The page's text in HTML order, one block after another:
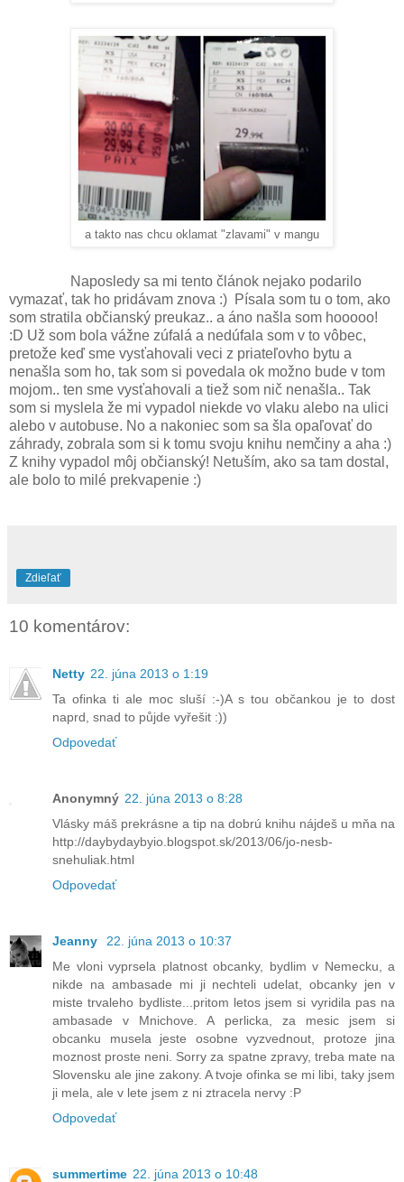
a takto nas chcu oklamat "zlavami" v mangu
Naposledy sa mi tento článok nejako podarilo
vymazať, tak ho pridávam znova :) Písala som tu o tom, ako
som stratila občianský preukaz.. a áno našla som hooooo!
:D Už som bola vážne zúfalá a nedúfala som v to vôbec,
pretože keď sme vysťahovali veci z priateľovho bytu a
nenašla som ho, tak som si povedala ok možno bude v tom
mojom.. ten sme vysťahovali a tiež som nič nenašla.. Tak
som si myslela že mi vypadol niekde vo vlaku alebo na ulici
alebo v autobuse. No a nakoniec som sa šla opaľovať do
záhrady, zobrala som si k tomu svoju knihu nemčiny a aha :)
Z knihy vypadol môj občianský! Netuším, ako sa tam dostal,
ale bolo to milé prekvapenie :)
Zdieľať
10 komentárov:
Netty 22. júna 2013 o 1:19
Ta ofinka ti ale moc sluší :-)A s tou občankou je to dost
naprd, snad to půjde vyřešit :))
Odpovedať
Anonymný 22. júna 2013 o 8:28
Vlásky máš prekrásne a tip na dobrú knihu nájdeš u mňa na
http://daybydaybyio.blogspot.sk/2013/06/jo-nesb-
snehuliak.html
Odpovedať
Jeanny
22. júna 2013 o 10:37
Me vloni vyprsela platnost obcanky, bydlim v Nemecku, a
nikde na ambasade mi ji nechteli udelat, obcanky jen v
miste trvaleho bydliste...pritom letos jsem si vyridila pas na
ambasade v Mnichove. A perlicka, za mesic jsem si
obcanku musela jeste osobne vyzvednout, protoze jina
moznost proste neni. Sorry za spatne zpravy, treba mate na
Slovensku ale jine zakony. A tvoje ofinka se mi libi, taky jsem
ji mela, ale v lete jsem z ni ztracela nervy :P
Odpovedať
summertime 22. júna 2013 o 10:48